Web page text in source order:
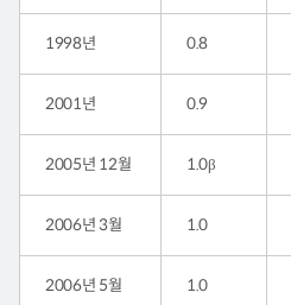
1998년 0.8
2001년 0.9
2005년 12월 1.0β
2006년 3월 1.0
2006년 5월 1.0